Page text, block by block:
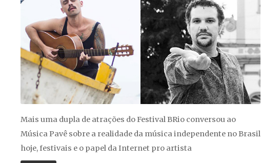
Mais uma dupla de atrações do Festival BRio conversou ao
Música Pavê sobre a realidade da música independente no Brasil
hoje, festivais e o papel da Internet pro artista